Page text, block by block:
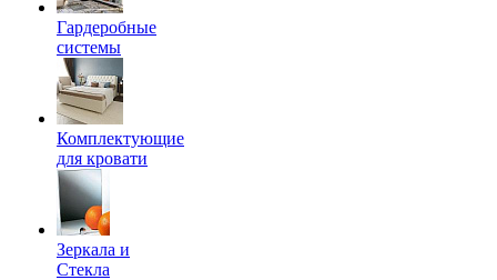
Гардеробные
системы
Комплектующие
для кровати
Зеркала и
Стекла